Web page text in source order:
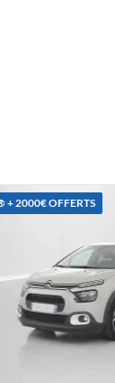
+ 2000€ OFFERTS